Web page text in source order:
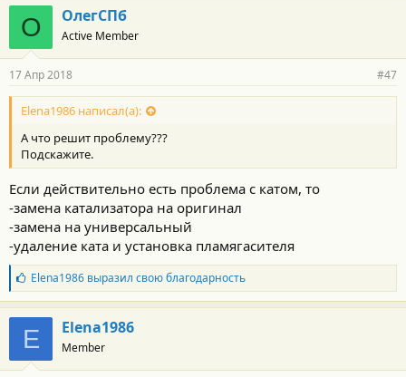
О ОлегСПб
Active Member
17 Апр 2018 #47
Elena1986 написал(а):
А что решит проблему???
Подскажите.
Если действительно есть проблема с катом, то
-замена катализатора на оригинал
-замена на универсальный
-удаление ката и установка пламягасителя
Б
л
а
г
о
д
а
Elena1986выразил свою благодарность
E Elena1986
Member